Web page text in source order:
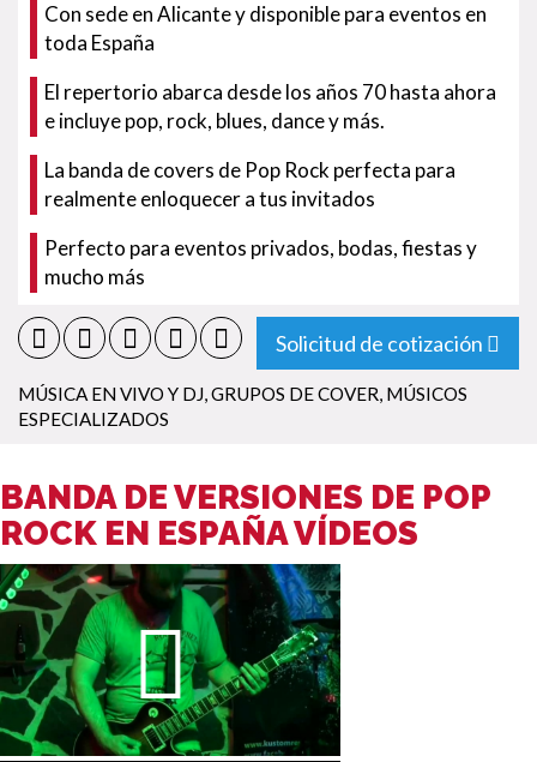
Con sede en Alicante y disponible para eventos en
toda España
El repertorio abarca desde los años 70 hasta ahora
e incluye pop, rock, blues, dance y más.
La banda de covers de Pop Rock perfecta para
realmente enloquecer a tus invitados
Perfecto para eventos privados, bodas, fiestas y
mucho más
Solicitud de cotización
MÚSICA EN VIVO Y DJ,GRUPOS DE COVER, MÚSICOS
ESPECIALIZADOS
BANDA DE VERSIONES DE POP
ROCK EN ESPAÑA VÍDEOS